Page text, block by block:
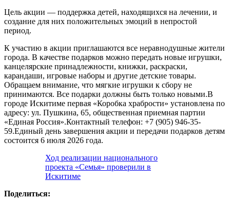
Цель акции — поддержка детей, находящихся на лечении, и
создание для них положительных эмоций в непростой
период.
К участию в акции приглашаются все неравнодушные жители
города. В качестве подарков можно передать новые игрушки,
канцелярские принадлежности, книжки, раскраски,
карандаши, игровые наборы и другие детские товары.
Обращаем внимание, что мягкие игрушки к сбору не
принимаются. Все подарки должны быть только новыми.В
городе Искитиме первая «Коробка храбрости» установлена по
адресу: ул. Пушкина, 65, общественная приемная партии
«Единая Россия».Контактный телефон: +7 (905) 946-35-
59.Единый день завершения акции и передачи подарков детям
состоится 6 июля 2026 года.
Ход реализации национального
проекта «Семья» проверили в
Искитиме
Поделиться: